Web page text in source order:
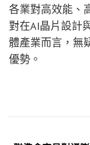
各業對高效能、
對在AI晶片設計
體產業而言，無
優勢。